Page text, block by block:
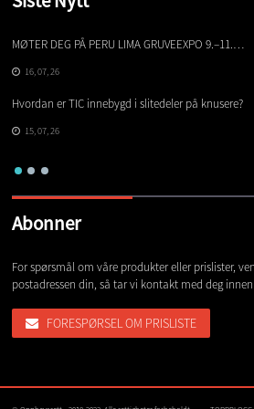
MØTER DEG PÅ PERU LIMA GRUVEEXPO 9.–11.…
16, 07, 26
Hvordan er TIC innebygd i slitedeler på knusere?
15, 07, 26
Abonner
For spørsmål om våre produkter eller prislister,
postadressen din, så tar vi kontakt med deg
FORESPØRSEL OM PRISLISTE